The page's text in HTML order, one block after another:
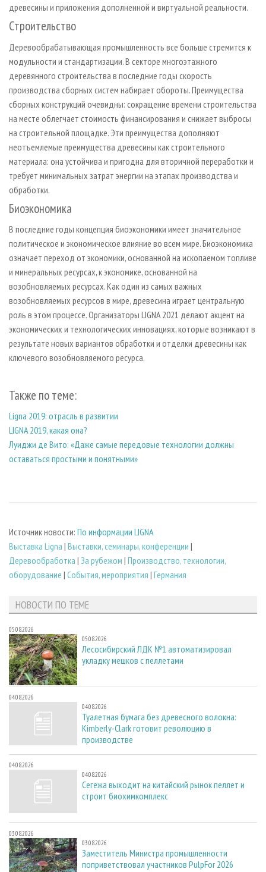
древесины и приложения дополненной и виртуальной реальности.
Строительство
Деревообрабатывающая промышленность все больше стремится к
модульности и стандартизации. В секторе многоэтажного
деревянного строительства в последние годы скорость
производства сборных систем набирает обороты. Преимущества
сборных конструкций очевидны: сокращение времени строительства
на месте облегчает стоимость финансирования и снижает выбросы
на строительной площадке. Эти преимущества дополняют
неотъемлемые преимущества древесины как строительного
материала: она устойчива и пригодна для вторичной переработки и
требует минимальных затрат энергии на этапах производства и
обработки.
Биоэкономика
В последние годы концепция биоэкономики имеет значительное
политическое и экономическое влияние во всем мире. Биоэкономика
означает переход от экономики, основанной на ископаемом топливе
и минеральных ресурсах, к экономике, основанной на
возобновляемых ресурсах. Как один из самых важных
возобновляемых ресурсов в мире, древесина играет центральную
роль в этом процессе. Организаторы LIGNA 2021 делают акцент на
экономических и технологических инновациях, которые возникают в
результате новых вариантов обработки и отделки древесины как
ключевого возобновляемого ресурса.
Также по теме:
Ligna 2019: отрасль в развитии
LIGNA 2019, какая она?
Луиджи де Вито: «Даже самые передовые технологии должны
оставаться простыми и понятными»
Источник новости: По информации LIGNA
Выставка Ligna | Выставки, семинары, конференции |
Деревообработка | За рубежом | Производство, технологии,
оборудование | События, мероприятия | Германия
НОВОСТИ ПО ТЕМЕ
05.08.2026
05.08.2026
Лесосибирский ЛДК №1 автоматизировал
укладку мешков с пеллетами
04.08.2026
04.08.2026
Туалетная бумага без древесного волокна:
Kimberly-Clark готовит революцию в
производстве
04.08.2026
04.08.2026
Сегежа выходит на китайский рынок пеллет и
строит биохимкомплекс
03.08.2026
03.08.2026
Заместитель Министра промышленности
поприветствовал участников PulpFor 2026